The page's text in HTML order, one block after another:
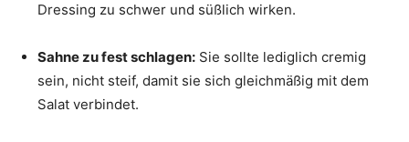
Dressing zu schwer und süßlich wirken.
Sahne zu fest schlagen: Sie sollte lediglich cremig
sein, nicht steif, damit sie sich gleichmäßig mit dem
Salat verbindet.